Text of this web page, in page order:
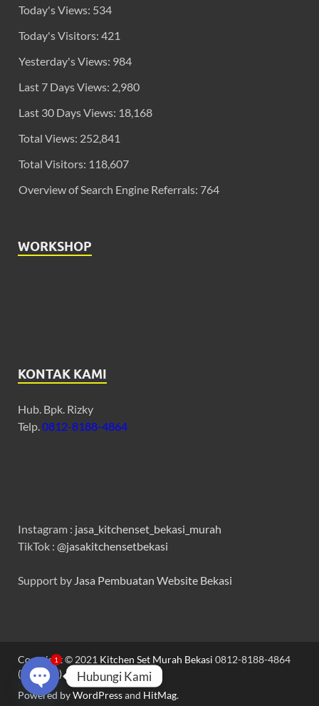
Today's Views: 534
Today's Visitors: 421
Yesterday's Views: 984
Last 7 Days Views: 2,980
Last 30 Days Views: 18,168
Total Views: 252,841
Total Visitors: 118,607
Overview of Search Engine Referrals: 764
WORKSHOP
KONTAK KAMI
Hub. Bpk. Rizky
Telp. 0812-8188-4864
Instagram : jasa_kitchenset_bekasi_murah
TikTok : @jasakitchensetbekasi
Support by Jasa Pembuatan Website Bekasi
Copyright © 2021 Kitchen Set Murah Bekasi 0812-8188-4864
(Telp/WA)
Powered byWordPressand HitMag.
Hubungi Kami
OPEN CHATY
1